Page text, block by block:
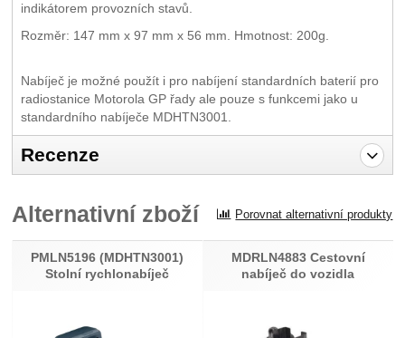
indikátorem provozních stavů.
Rozměr: 147 mm x 97 mm x 56 mm. Hmotnost: 200g.
Nabíječ je možné použít i pro nabíjení standardních baterií pro
radiostanice Motorola GP řady ale pouze s funkcemi jako u
standardního nabíječe MDHTN3001.
Recenze
Recenze
Nebyla přidána žádná recenze.
Alternativní zboží Porovnat alternativní produkty
PMLN5196 (MDHTN3001)
Stolní rychlonabíječ
MDRLN4883 Cestovní
nabíječ do vozidla